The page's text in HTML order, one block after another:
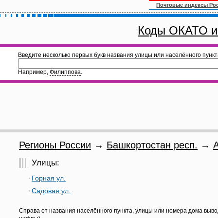
Почтовые индексы
Коды ОКАТО
Введите несколько первых букв названия улицы или населённого
Например, Филиппова.
Регионы России → Башкортостан респ. →
Улицы:
Горная ул.
Садовая ул.
Справа от названия населённого пункта, улицы или номера дома